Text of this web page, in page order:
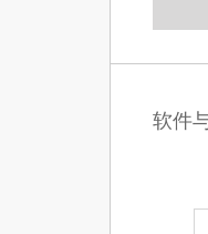
软件